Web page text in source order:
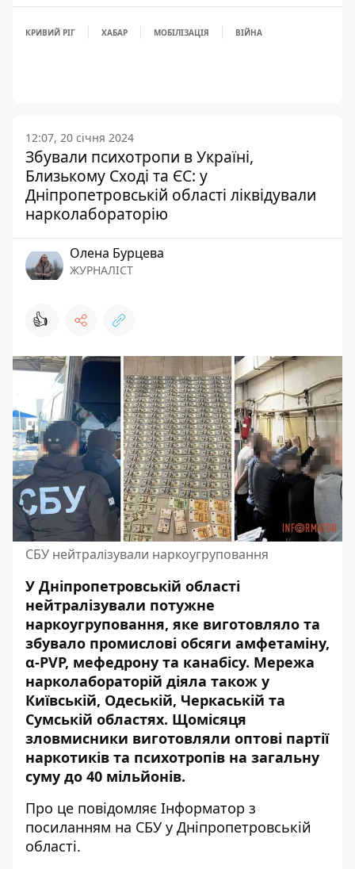
КРИВИЙ РІГ ХАБАР МОБІЛІЗАЦІЯ ВІЙНА
12:07, 20 січня 2024
Збували психотропи в Україні,
Близькому Сході та ЄС: у
Дніпропетровській області ліквідували
нарколабораторію
Олена Бурцева
ЖУРНАЛІСТ
👍
СБУ нейтралізували наркоугруповання
У Дніпропетровській області
нейтралізували потужне
наркоугруповання, яке виготовляло та
збувало промислові обсяги амфетаміну,
α-PVP, мефедрону та канабісу. Мережа
нарколабораторій діяла також у
Київській, Одеській, Черкаській та
Сумській областях. Щомісяця
зловмисники виготовляли оптові партії
наркотиків та психотропів на загальну
суму до 40 мільйонів.
Про це повідомляє Інформатор з
посиланням на СБУ у Дніпропетровській
області.